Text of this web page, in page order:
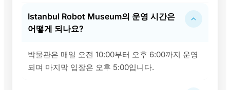
Istanbul Robot Museum의 운영 시간은
어떻게 되나요?
박물관은 매일 오전 10:00부터 오후 6:00까지 운영
되며 마지막 입장은 오후 5:00입니다.